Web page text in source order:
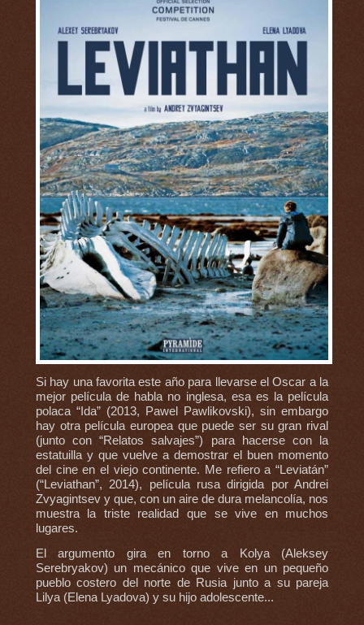
Si hay una favorita este año para llevarse el Oscar a la
mejor película de habla no inglesa, esa es la película
polaca “Ida” (2013, Pawel Pawlikovski), sin embargo
hay otra película europea que puede ser su gran rival
(junto con “Relatos salvajes”) para hacerse con la
estatuilla y que vuelve a demostrar el buen momento
del cine en el viejo continente. Me refiero a “Leviatán”
(“Leviathan”, 2014), película rusa dirigida por Andrei
Zvyagintsev y que, con un aire de dura melancolía, nos
muestra la triste realidad que se vive en muchos
lugares.
El argumento gira en torno a Kolya (Aleksey
Serebryakov) un mecánico que vive en un pequeño
pueblo costero del norte de Rusia junto a su pareja
Lilya (Elena Lyadova) y su hijo adolescente...